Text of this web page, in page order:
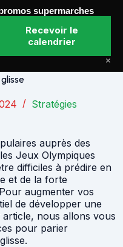
Stratégies
auprès des
Jeux Olympiques
difficiles à prédire en
et de la forte
augmenter vos
de développer une
article, nous allons vous
pour parier
supermarches
Recevoir le
calendrier
×